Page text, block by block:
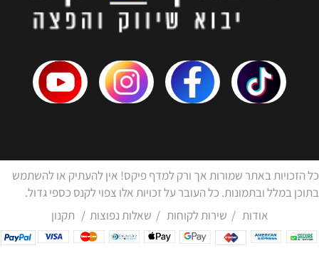
כל הזכויות באתר שמורות אך ורק למדף פיקס! אין להעתיק או להשתמש
בתוכן במלל ובתמונות. כל העובר על זכויות אלו צפוי לקנס כספי גדול.
אודות / שירות לקוחות / שאלות נפוצות / תקנון